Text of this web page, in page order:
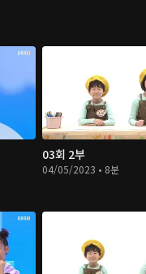
03회 2부
04/05/2023 • 8분